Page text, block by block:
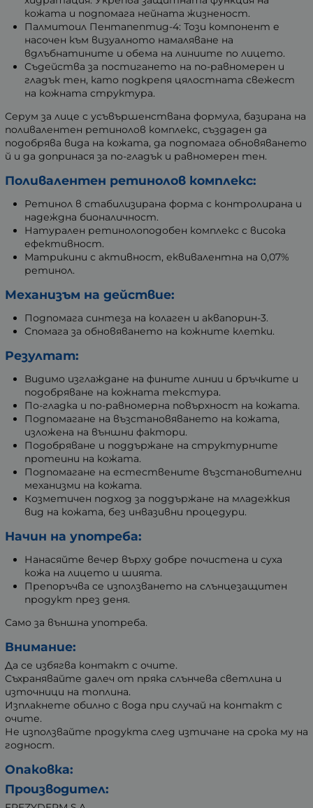
кожата и подпомага нейната жизненост.
Палмитоил Пентапептид-4: Този компонент е
насочен към визуалното намаляване на
вдлъбнатините и обема на линиите по лицето.
Съдейства за постигането на по-равномерен и
гладък тен, като подкрепя цялостната свежест
на кожната структура.
Серум за лице с усъвършенствана формула, базирана на
поливалентен ретинолов комплекс, създаден да
подобрява вида на кожата, да подпомага обновяването
й и да допринася за по-гладък и равномерен тен.
Поливалентен ретинолов комплекс:
Ретинол в стабилизирана форма с контролирана и
надеждна бионаличност.
Натурален ретинолоподобен комплекс с висока
ефективност.
Матрикини с активност, еквивалентна на 0,07%
ретинол.
Механизъм на действие:
Подпомага синтеза на колаген и аквапорин-3.
Спомага за обновяването на кожните клетки.
Резултат:
Видимо изглаждане на фините линии и бръчките и
подобряване на кожната текстура.
По-гладка и по-равномерна повърхност на кожата.
Подпомагане на възстановяването на кожата,
изложена на външни фактори.
Подобряване и поддържане на структурните
протеини на кожата.
Подпомагане на естествените възстановителни
механизми на кожата.
Козметичен подход за поддържане на младежкия
вид на кожата, без инвазивни процедури.
Начин на употреба:
Нанасяйте вечер върху добре почистена и суха
кожа на лицето и шията.
Препоръчва се използването на слънцезащитен
продукт през деня.
Само за външна употреба.
Внимание:
Да се избягва контакт с очите.
Съхранявайте далеч от пряка слънчева светлина и
източници на топлина.
Изплакнете обилно с вода при случай на контакт с
очите.
Не използвайте продукта след изтичане на срока му на
годност.
Опаковка:
Производител: